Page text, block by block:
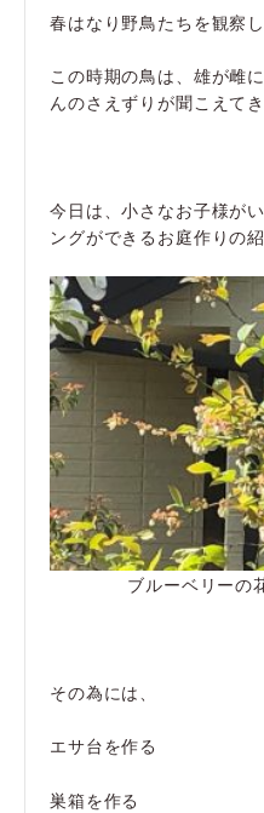
春はなり野鳥たちを観察
この時期の鳥は、雄が雌
んのさえずりが聞こえてき
今日は、小さなお子様が
ングができるお庭作りの
ブルーベリーの
その為には、
エサ台を作る
巣箱を作る